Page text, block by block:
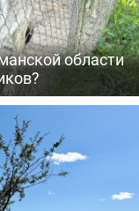
области